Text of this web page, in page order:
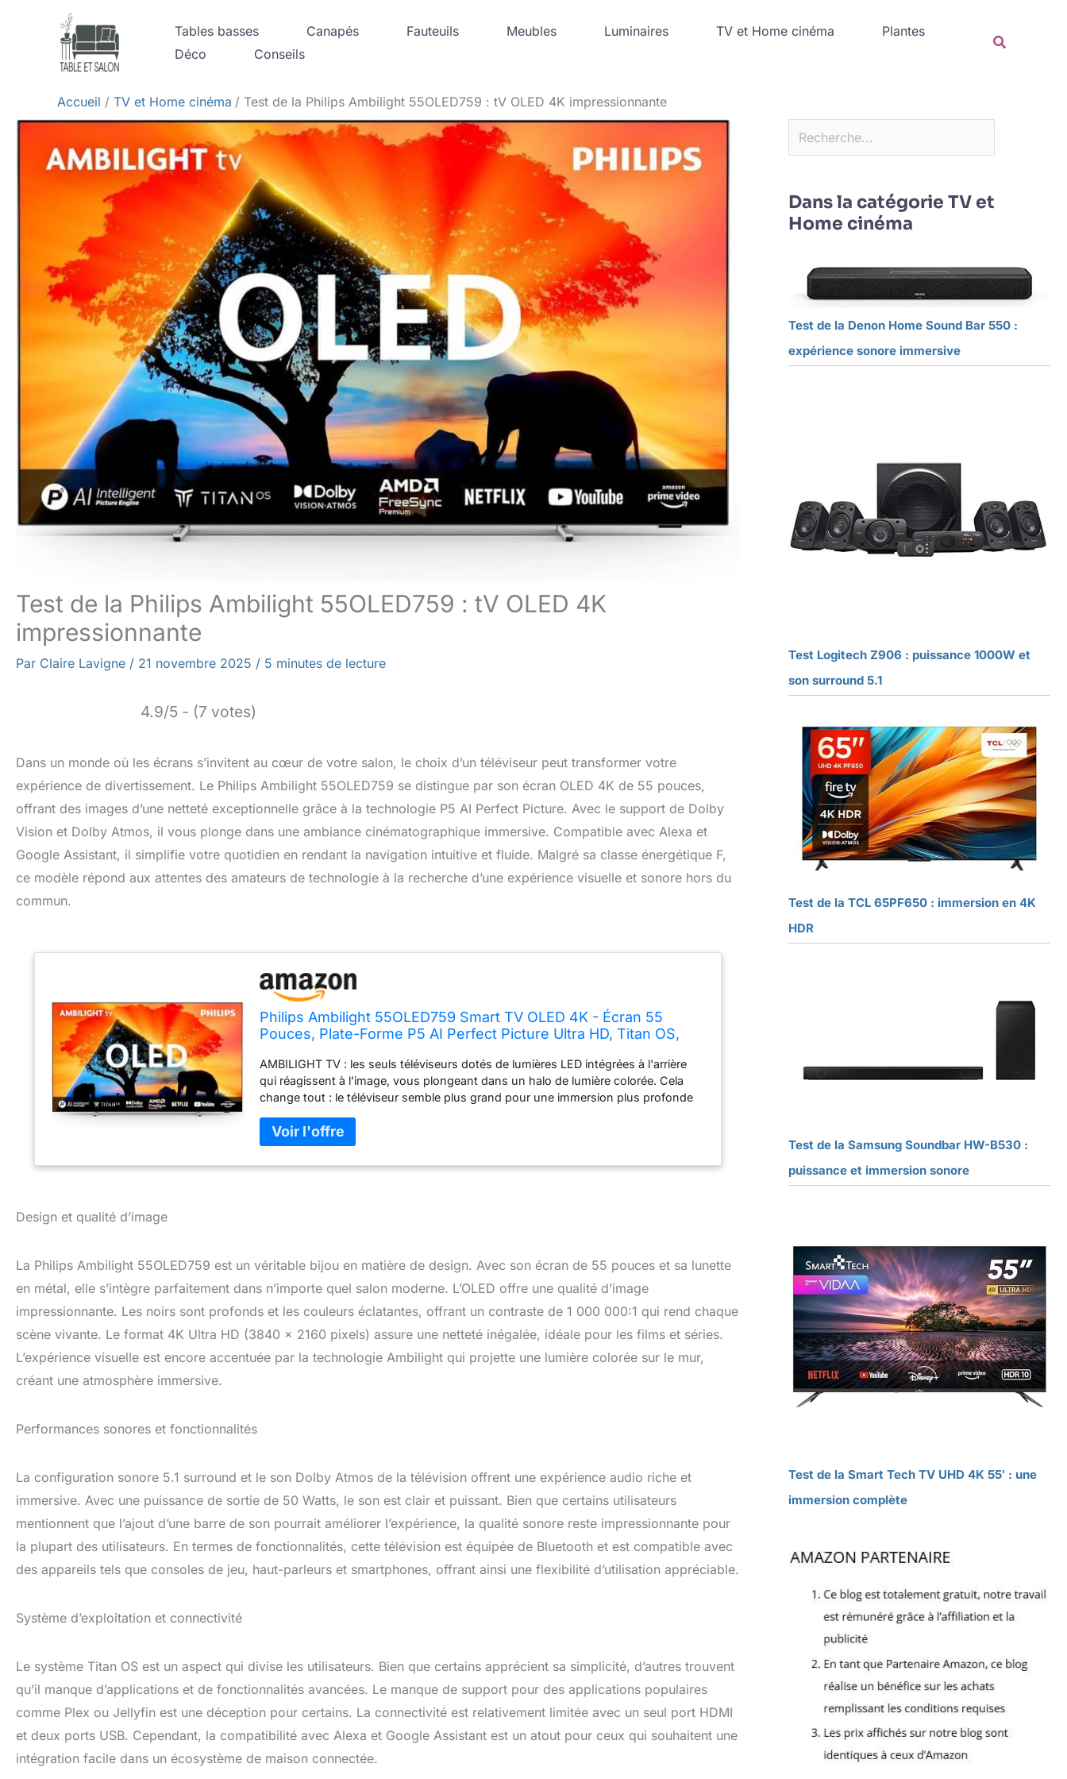
Tables basses Canapés Fauteuils Meubles Luminaires TV et Home cinéma
Plantes
Déco
Conseils
Accueil TV et Home cinéma Test de la Philips Ambilight 55OLED759 : tV OLED 4K impressionnante
Test de la Philips Ambilight 55OLED759 : tV OLED 4K
impressionnante
Par Claire Lavigne / 21 novembre 2025 / 5 minutes de lecture
4.9/5 - (7 votes)
Dans un monde où les écrans s’invitent au cœur de votre salon, le choix d’un téléviseur peut transformer votre
expérience de divertissement. Le Philips Ambilight 55OLED759 se distingue par son écran OLED 4K de 55 pouces,
offrant des images d’une netteté exceptionnelle grâce à la technologie P5 AI Perfect Picture. Avec le support de Dolby
Vision et Dolby Atmos, il vous plonge dans une ambiance cinématographique immersive. Compatible avec Alexa et
Google Assistant, il simplifie votre quotidien en rendant la navigation intuitive et fluide. Malgré sa classe énergétique F,
ce modèle répond aux attentes des amateurs de technologie à la recherche d’une expérience visuelle et sonore hors du
commun.
Philips Ambilight 55OLED759 Smart TV OLED 4K - Écran 55
Pouces, Plate-Forme P5 AI Perfect Picture Ultra HD, Titan OS,
Google Assistant
AMBILIGHT TV : les seuls téléviseurs dotés de lumières LED intégrées à l'arrière
qui réagissent à l’image, vous plongeant dans un halo de lumière colorée. Cela
change tout : le téléviseur semble plus grand pour une immersion plus profonde
image réaliste avec l'IA à apprentissage profond pour des mouvements fluides
riches en couleurs, comme le ferait le cerveau humain PLATEFORME TITAN OS:
Trouvez ce que vous aimez avec notre plateforme Smart TV TITAN OS. Vous
l’image réaliste de votre TV 4K (UHD) OLED Ambilight est toujours exceptionnelle,
même en biais. Les noirs sont toujours profonds et pas gris et vous verrez chaque
détail dans les zones d’ombre ou lumineuses
Design et qualité d’image
La Philips Ambilight 55OLED759 est un véritable bijou en matière de design. Avec son écran de 55 pouces et sa lunette
en métal, elle s’intègre parfaitement dans n’importe quel salon moderne. L’OLED offre une qualité d’image
impressionnante. Les noirs sont profonds et les couleurs éclatantes, offrant un contraste de 1 000 000:1 qui rend chaque
scène vivante. Le format 4K Ultra HD (3840 x 2160 pixels) assure une netteté inégalée, idéale pour les films et séries.
L’expérience visuelle est encore accentuée par la technologie Ambilight qui projette une lumière colorée sur le mur,
créant une atmosphère immersive.
Performances sonores et fonctionnalités
La configuration sonore 5.1 surround et le son Dolby Atmos de la télévision offrent une expérience audio riche et
immersive. Avec une puissance de sortie de 50 Watts, le son est clair et puissant. Bien que certains utilisateurs
mentionnent que l’ajout d’une barre de son pourrait améliorer l’expérience, la qualité sonore reste impressionnante pour
la plupart des utilisateurs. En termes de fonctionnalités, cette télévision est équipée de Bluetooth et est compatible avec
des appareils tels que consoles de jeu, haut-parleurs et smartphones, offrant ainsi une flexibilité d’utilisation appréciable.
Système d’exploitation et connectivité
Le système Titan OS est un aspect qui divise les utilisateurs. Bien que certains apprécient sa simplicité, d’autres trouvent
qu’il manque d’applications et de fonctionnalités avancées. Le manque de support pour des applications populaires
comme Plex ou Jellyfin est une déception pour certains. La connectivité est relativement limitée avec un seul port HDMI
et deux ports USB. Cependant, la compatibilité avec Alexa et Google Assistant est un atout pour ceux qui souhaitent une
intégration facile dans un écosystème de maison connectée.
Dans la catégorie TV et
Home cinéma
Test de la Denon Home Sound Bar 550 :
expérience sonore immersive
Test Logitech Z906 : puissance 1000W et
son surround 5.1
Test de la TCL 65PF650 : immersion en 4K
HDR
Test de la Samsung Soundbar HW-B530 :
puissance et immersion sonore
Test de la Smart Tech TV UHD 4K 55′ : une
immersion complète